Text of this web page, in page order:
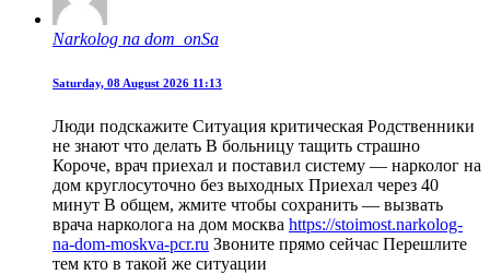
Narkolog na dom_onSa
Saturday, 08 August 2026 11:13
Люди подскажите Ситуация критическая Родственники
не знают что делать В больницу тащить страшно
Короче, врач приехал и поставил систему — нарколог на
дом круглосуточно без выходных Приехал через 40
минут В общем, жмите чтобы сохранить — вызвать
врача нарколога на дом москва https://stoimost.narkolog-
na-dom-moskva-pcr.ru Звоните прямо сейчас Перешлите
тем кто в такой же ситуации